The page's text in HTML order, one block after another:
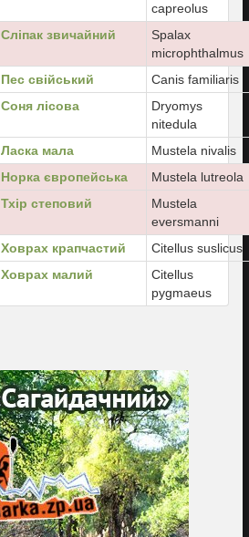
capreolus
Сліпак звичайний
Spalax
microphthalmus
Пес свійський
Canis familiaris
Соня лісова
Dryomys
nitedula
Ласка мала
Mustela nivalis
Норка європейська
Mustela lutreola
Тхір степовий
Mustela
eversmanni
Ховрах крапчастий
Citellus suslicus
Ховрах малий
Citellus
pygmaeus